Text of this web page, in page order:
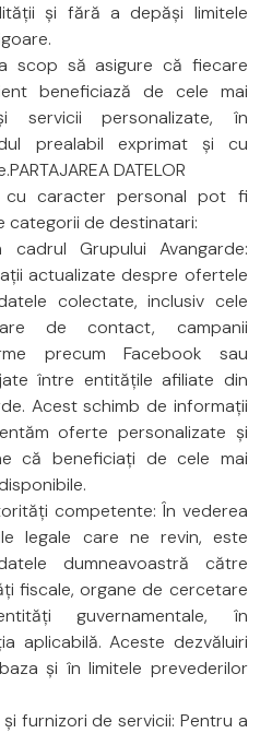
și fără a depăși limitele
scop să asigure că fiecare
beneficiază de cele mai
servicii personalizate, în
prealabil exprimat și cu
DATELOR
cu caracter personal pot fi
categorii de destinatari:
Grupului Avangarde:
actualizate despre ofertele
colectate, inclusiv cele
de contact, campanii
precum Facebook sau
între entitățile afiliate din
Acest schimb de informații
oferte personalizate și
că beneficiați de cele mai
competente: În vederea
legale care ne revin, este
dumneavoastră către
fiscale, organe de cercetare
guvernamentale, în
aplicabilă. Aceste dezvăluiri
și în limitele prevederilor
furnizori de servicii: Pentru a